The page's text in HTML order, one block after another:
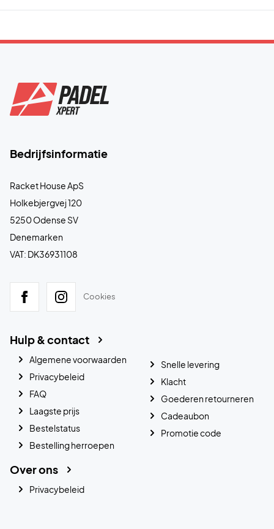
Bedrijfsinformatie
Racket House ApS
Holkebjergvej 120
5250 Odense SV
Denemarken
VAT: DK36931108
Cookies
Hulp & contact
Algemene voorwaarden
Privacybeleid
FAQ
Laagste prijs
Bestelstatus
Bestelling herroepen
Snelle levering
Klacht
Goederen retourneren
Cadeaubon
Promotie code
Over ons
Privacybeleid